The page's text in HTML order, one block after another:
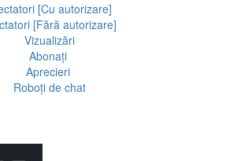
[Cu autorizare]
[Fără autorizare]
Vizualizări
Abonați
Aprecieri
Roboți de chat